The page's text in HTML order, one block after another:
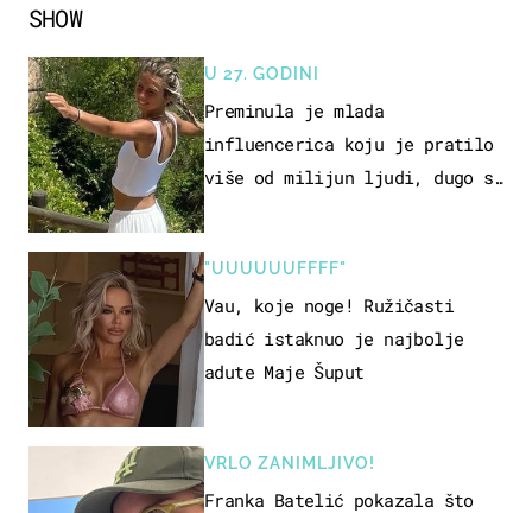
SHOW
U 27. GODINI
Preminula je mlada
influencerica koju je pratilo
više od milijun ljudi, dugo se
"UUUUUUFFFF"
Vau, koje noge! Ružičasti
badić istaknuo je najbolje
adute Maje Šuput
VRLO ZANIMLJIVO!
Franka Batelić pokazala što